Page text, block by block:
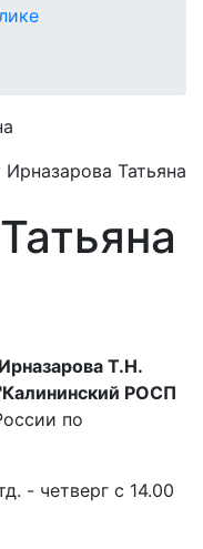
Т.Н.
РОСП
по
- четверг с 14.00